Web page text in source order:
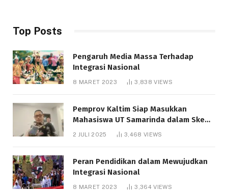
Top Posts
Pengaruh Media Massa Terhadap
Integrasi Nasional
8 MARET 2023 3,838VIEWS
Pemprov Kaltim Siap Masukkan
Mahasiswa UT Samarinda dalam Skema
Bantuan Pendidikan Gratispol
2 JULI 2025 3,468 VIEWS
Peran Pendidikan dalam Mewujudkan
Integrasi Nasional
8 MARET 2023 3,364VIEWS